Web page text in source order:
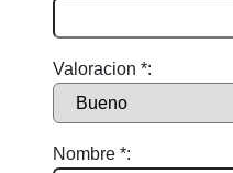
Valoracion *:
Nombre *: